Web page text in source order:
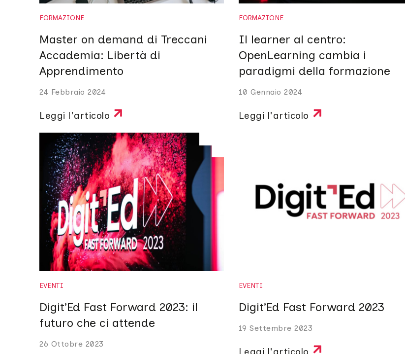
FORMAZIONE
Master on demand di Treccani
Accademia: Libertà di
Apprendimento
24 Febbraio 2024
Leggi l'articolo
FORMAZIONE
Il learner al centro:
OpenLearning cambia i
paradigmi della formazione
10 Gennaio 2024
Leggi l'articolo
EVENTI
Digit’Ed Fast Forward 2023: il
futuro che ci attende
26 Ottobre 2023
EVENTI
Digit’Ed Fast Forward 2023
19 Settembre 2023
Leggi l'articolo